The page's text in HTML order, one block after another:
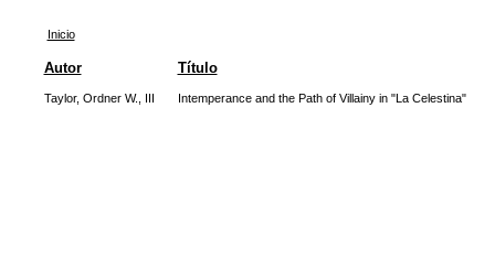
Inicio
Autor Título
Taylor, Ordner W., III Intemperance and the Path of Villainy in "La Celestina"